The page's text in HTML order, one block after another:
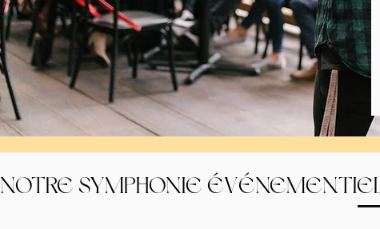
NOTRE SYMPHONIE